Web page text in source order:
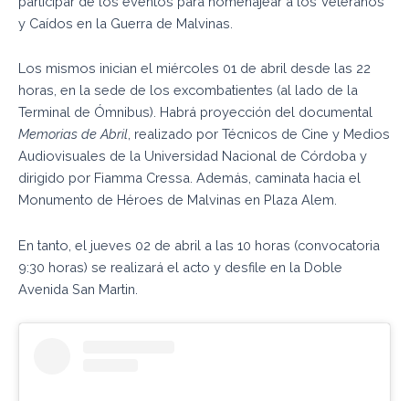
y Caídos en la Guerra de Malvinas.
Los mismos inician el miércoles 01 de abril desde las 22
horas, en la sede de los excombatientes (al lado de la
Terminal de Ómnibus). Habrá proyección del documental
Memorias de Abril , realizado por Técnicos de Cine y Medios
Audiovisuales de la Universidad Nacional de Córdoba y
dirigido por Fiamma Cressa. Además, caminata hacia el
Monumento de Héroes de Malvinas en Plaza Alem.
En tanto, el jueves 02 de abril a las 10 horas (convocatoria
9:30 horas) se realizará el acto y desfile en la Doble
Avenida San Martin.